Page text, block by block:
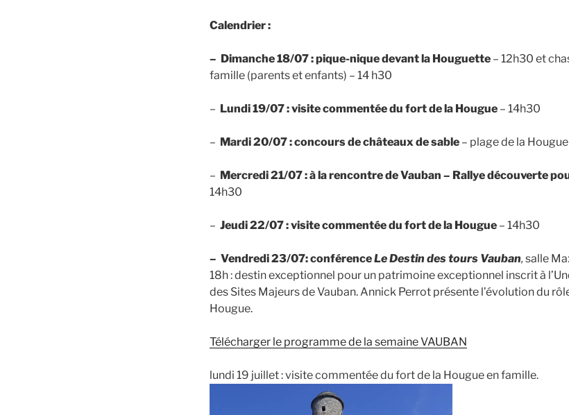
Calendrier :
– Dimanche 18/07 : pique-nique devant la Houguette – 12h30 et
famille (parents et enfants) – 14 h30
– Lundi 19/07 : visite commentée du fort de la Hougue – 14h30
– Mardi 20/07 : concours de châteaux de sable – plage de la
– Mercredi 21/07 : à la rencontre de Vauban – Rallye découverte
14h30
– Jeudi 22/07 : visite commentée du fort de la Hougue – 14h30
– Vendredi 23/07: conférenceLe Destin des tours Vauban, salle
18h : destin exceptionnel pour un patrimoine exceptionnel inscrit à
des Sites Majeurs de Vauban. Annick Perrot présente l’évolution du
Hougue.
Télécharger le programme de la semaine VAUBAN
lundi 19 juillet : visite commentée du fort de la Hougue en famille.